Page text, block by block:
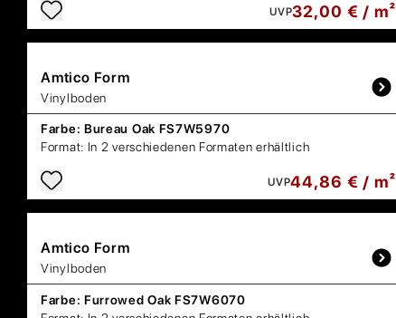
UVP32,00 € / m²
Amtico Form
Vinylboden
Farbe: Bureau Oak FS7W5970
Format: In 2 verschiedenen Formaten erhältlich
UVP44,86 € / m²
Amtico Form
Vinylboden
Farbe: Furrowed Oak FS7W6070